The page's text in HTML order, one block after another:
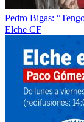
Pedro Bigas:
Elche CF